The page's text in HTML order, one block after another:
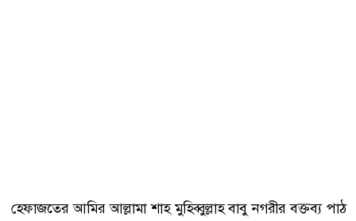
হেফাজতের আমির আল্লামা শাহ মুহিব্বুল্লাহ বাবু নগরীর বক্তব্য পাঠ